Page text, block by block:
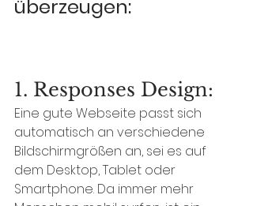
überzeugen:
1. Responses Design:
Eine gute Webseite passt sich
automatisch an verschiedene
Bildschirmgrößen an, sei es auf
dem Desktop, Tablet oder
Smartphone. Da immer mehr